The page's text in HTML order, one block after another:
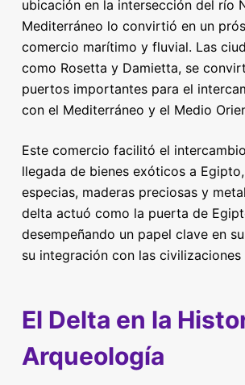
ubicación en la intersección del río
Mediterráneo lo convirtió en un
comercio marítimo y fluvial. Las
como Rosetta y Damietta, se
puertos importantes para el
con el Mediterráneo y el Medio
Este comercio facilitó el
llegada de bienes exóticos a
especias, maderas preciosas y
delta actuó como la puerta de
desempeñando un papel clave en
su integración con las civilizaciones
El Delta en la
Arqueología